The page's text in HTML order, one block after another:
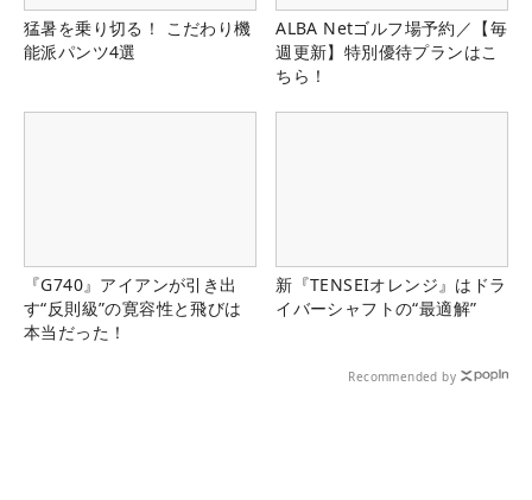
猛暑を乗り切る！ こだわり機
能派パンツ4選
ALBA Netゴルフ場予約／【毎
週更新】特別優待プランはこ
ちら！
『G740』アイアンが引き出
す“反則級”の寛容性と飛びは
本当だった！
新『TENSEIオレンジ』はドラ
イバーシャフトの“最適解”
Recommended by